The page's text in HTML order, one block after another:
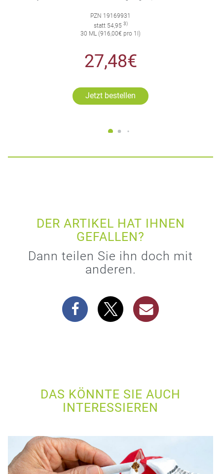
PZN 19169931
statt 54,95 3)
30 ML (916,00€ pro 1l)
27,48€
Jetzt bestellen
DER ARTIKEL HAT IHNEN
GEFALLEN?
Dann teilen Sie ihn doch mit
anderen.
DAS KÖNNTE SIE AUCH
INTERESSIEREN